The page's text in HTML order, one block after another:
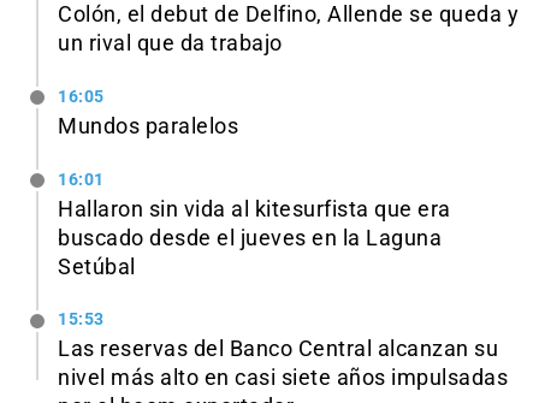
Colón, el debut de Delfino, Allende se queda y
un rival que da trabajo
16:05
Mundos paralelos
16:01
Hallaron sin vida al kitesurfista que era
buscado desde el jueves en la Laguna
Setúbal
15:53
Las reservas del Banco Central alcanzan su
nivel más alto en casi siete años impulsadas